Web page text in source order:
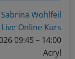
Sabrina Wohlfeil
Live-Online Kurs
09:45 – 14:00
Acryl